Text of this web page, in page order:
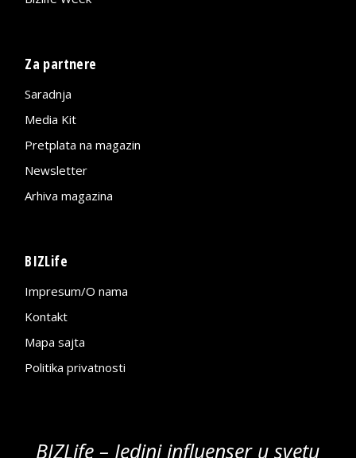
Za partnere
Saradnja
Media Kit
Pretplata na magazin
Newsletter
Arhiva magazina
BIZLife
Impresum/O nama
Kontakt
Mapa sajta
Politika privatnosti
BIZLife – Jedini influenser u svetu